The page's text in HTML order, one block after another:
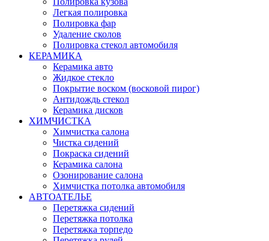
Легкая полировка
Полировка фар
Удаление сколов
Полировка стекол автомобиля
КЕРАМИКА
Керамика авто
Жидкое стекло
Покрытие воском (восковой пирог)
Антидождь стекол
Керамика дисков
ХИМЧИСТКА
Химчистка салона
Чистка сидений
Покраска сидений
Керамика салона
Озонирование салона
Химчистка потолка автомобиля
АВТОАТЕЛЬЕ
Перетяжка сидений
Перетяжка потолка
Перетяжка торпедо